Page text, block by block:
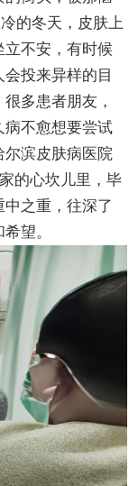
的冬天，皮肤上
不安，有时候
投来异样的目
多患者朋友，
病不愈想要尝试
尔滨皮肤病医院
的心坎儿里，毕
之重，往深了
望。